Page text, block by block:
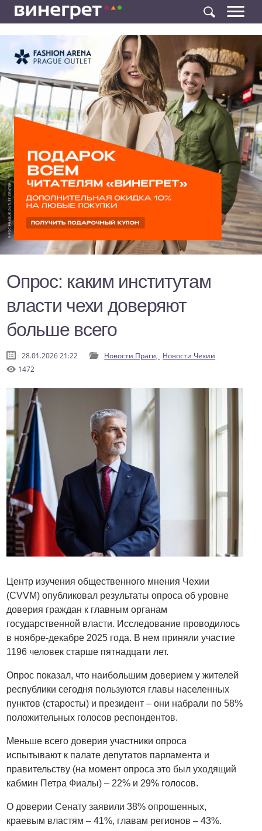
Опрос: каким институтам
власти чехи доверяют
больше всего
28.01.2026 21:22 Новости Праги, Новости Чехии
1472
Центр изучения общественного мнения Чехии
(CVVM) опубликовал результаты опроса об уровне
доверия граждан к главным органам
государственной власти. Исследование проводилось
в ноябре-декабре 2025 года. В нем приняли участие
1196 человек старше пятнадцати лет.
Опрос показал, что наибольшим доверием у жителей
республики сегодня пользуются главы населенных
пунктов (старосты) и президент – они набрали по 58%
положительных голосов респондентов.
Меньше всего доверия участники опроса
испытывают к палате депутатов парламента и
правительству (на момент опроса это был уходящий
кабмин Петра Фиалы) – 22% и 29% голосов.
О доверии Сенату заявили 38% опрошенных,
краевым властям – 41%, главам регионов – 43%.